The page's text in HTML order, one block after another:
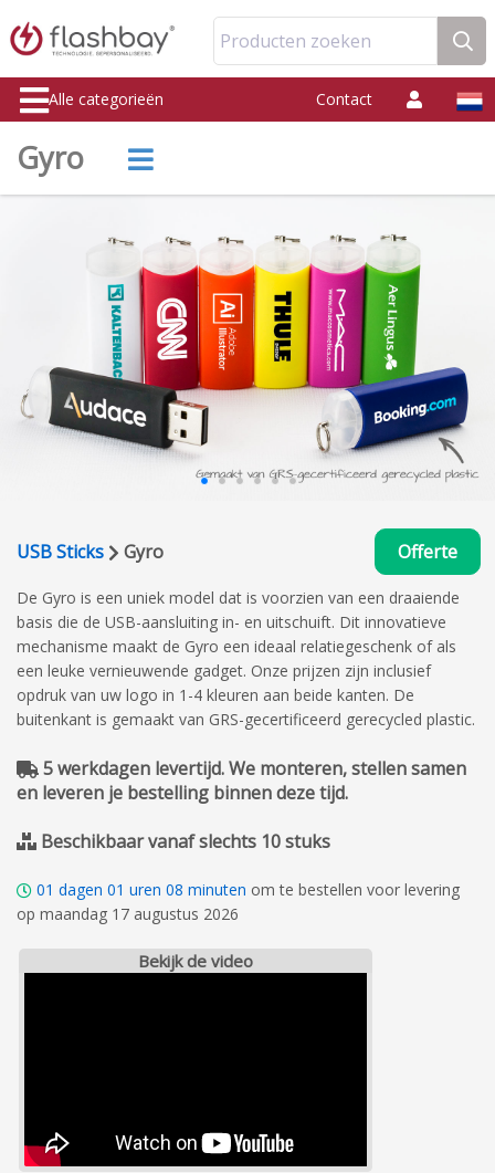
Producten zoeken
Alle categorieën Contact
Gyro
USB Sticks Gyro Offerte
De Gyro is een uniek model dat is voorzien van een draaiende
basis die de USB-aansluiting in- en uitschuift. Dit innovatieve
mechanisme maakt de Gyro een ideaal relatiegeschenk of als
een leuke vernieuwende gadget. Onze prijzen zijn inclusief
opdruk van uw logo in 1-4 kleuren aan beide kanten. De
buitenkant is gemaakt van GRS-gecertificeerd gerecycled plastic.
5 werkdagen levertijd. We monteren, stellen samen
en leveren je bestelling binnen deze tijd.
Beschikbaar vanaf slechts 10 stuks
01 dagen 01 uren 08 minuten om te bestellen voor levering
op maandag 17 augustus 2026
Bekijk de video